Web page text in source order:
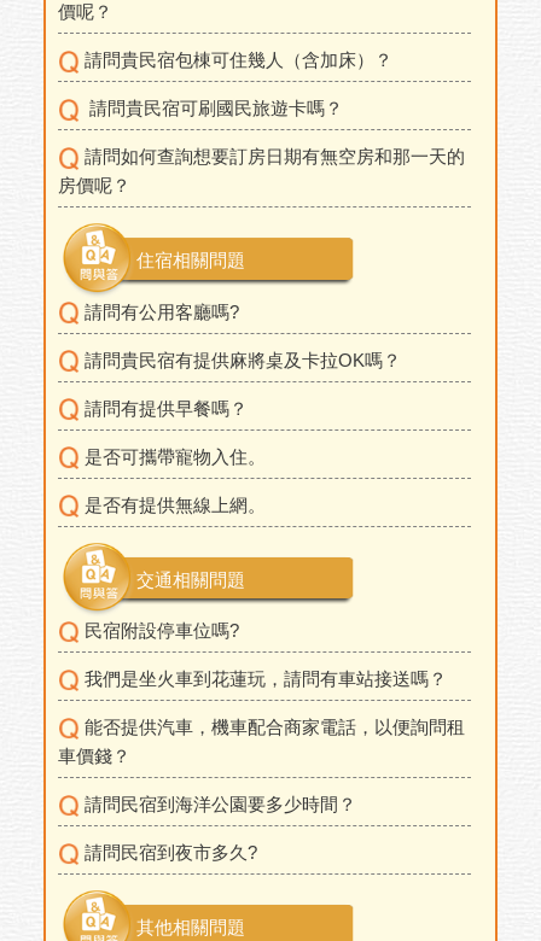
價呢？
請問貴民宿包棟可住幾人（含加床）？
請問貴民宿可刷國民旅遊卡嗎？
請問如何查詢想要訂房日期有無空房和那一天的
房價呢？
住宿相關問題
請問有公用客廳嗎?
請問貴民宿有提供麻將桌及卡拉OK嗎？
請問有提供早餐嗎？
是否可攜帶寵物入住。
是否有提供無線上網。
交通相關問題
民宿附設停車位嗎?
我們是坐火車到花蓮玩，請問有車站接送嗎？
能否提供汽車，機車配合商家電話，以便詢問租
車價錢？
請問民宿到海洋公園要多少時間？
請問民宿到夜市多久?
其他相關問題